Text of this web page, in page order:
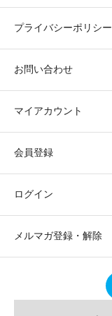
プライバシーポリシー
お問い合わせ
マイアカウント
会員登録
ログイン
メルマガ登録・解除